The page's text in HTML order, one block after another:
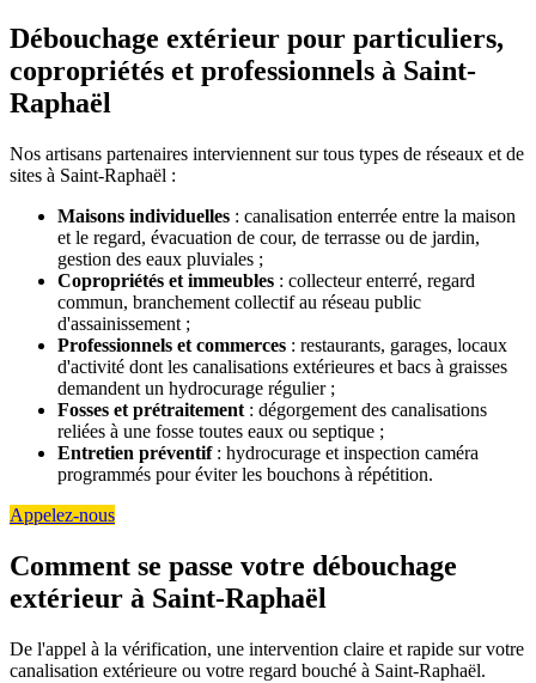
Débouchage extérieur pour particuliers,
copropriétés et professionnels à Saint-
Raphaël
Nos artisans partenaires interviennent sur tous types de réseaux et de
sites à Saint-Raphaël :
Maisons individuelles : canalisation enterrée entre la maison
et le regard, évacuation de cour, de terrasse ou de jardin,
gestion des eaux pluviales ;
Copropriétés et immeubles : collecteur enterré, regard
commun, branchement collectif au réseau public
d'assainissement ;
Professionnels et commerces : restaurants, garages, locaux
d'activité dont les canalisations extérieures et bacs à graisses
demandent un hydrocurage régulier ;
Fosses et prétraitement : dégorgement des canalisations
reliées à une fosse toutes eaux ou septique ;
Entretien préventif: hydrocurage et inspection caméra
programmés pour éviter les bouchons à répétition.
Appelez-nous
Comment se passe votre débouchage
extérieur à Saint-Raphaël
De l'appel à la vérification, une intervention claire et rapide sur votre
canalisation extérieure ou votre regard bouché à Saint-Raphaël.